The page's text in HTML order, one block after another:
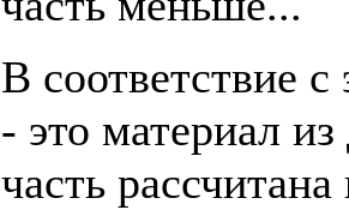
В соответствие
- это материал
часть